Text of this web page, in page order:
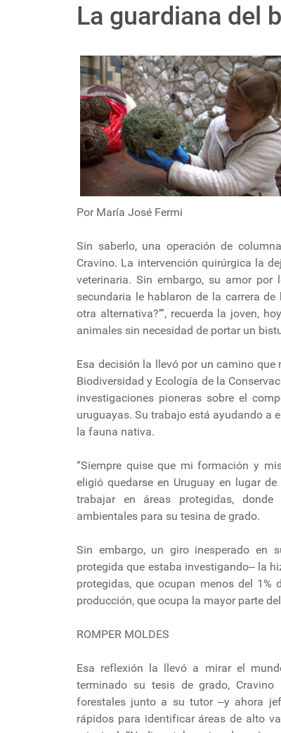
La guardiana del
Por María José Fermi
Sin saberlo, una operación de
Cravino. La intervención quirúrgica la
veterinaria. Sin embargo, su amor
secundaria le hablaron de la carrera
otra alternativa?’”, recuerda la joven,
animales sin necesidad de portar un
Esa decisión la llevó por un camino
Biodiversidad y Ecología de la
investigaciones pioneras sobre el
uruguayas. Su trabajo está ayudando a
la fauna nativa.
“Siempre quise que mi formación y
eligió quedarse en Uruguay en lugar
trabajar en áreas protegidas,
ambientales para su tesina de grado.
Sin embargo, un giro inesperado en
protegida que estaba investigando‒ la
protegidas, que ocupan menos del
producción, que ocupa la mayor parte
ROMPER MOLDES
Esa reflexión la llevó a mirar el
terminado su tesis de grado,
forestales junto a su tutor ‒y ahora
rápidos para identificar áreas de alto